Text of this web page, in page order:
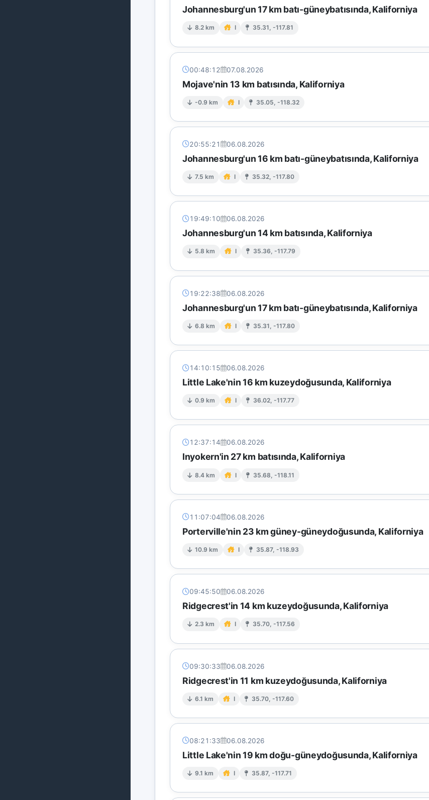
Johannesburg'un 17 km batı-güneybatısında, Kaliforniya
8.2 km I 35.31, -117.81
00:48:12 07.08.2026
Mojave'nin 13 km batısında, Kaliforniya
-0.9 km I 35.05, -118.32
20:55:21 06.08.2026
Johannesburg'un 16 km batı-güneybatısında, Kaliforniya
7.5 km I 35.32, -117.80
19:49:10 06.08.2026
Johannesburg'un 14 km batısında, Kaliforniya
5.8 km I 35.36, -117.79
19:22:38 06.08.2026
Johannesburg'un 17 km batı-güneybatısında, Kaliforniya
6.8 km I 35.31, -117.80
14:10:15 06.08.2026
Little Lake'nin 16 km kuzeydoğusunda, Kaliforniya
0.9 km I 36.02, -117.77
12:37:14 06.08.2026
Inyokern'in 27 km batısında, Kaliforniya
8.4 km I 35.68, -118.11
11:07:04 06.08.2026
Porterville'nin 23 km güney-güneydoğusunda, Kaliforniya
10.9 km I 35.87, -118.93
09:45:50 06.08.2026
Ridgecrest'in 14 km kuzeydoğusunda, Kaliforniya
2.3 km I 35.70, -117.56
09:30:33 06.08.2026
Ridgecrest'in 11 km kuzeydoğusunda, Kaliforniya
6.1 km I 35.70, -117.60
08:21:33 06.08.2026
Little Lake'nin 19 km doğu-güneydoğusunda, Kaliforniya
9.1 km I 35.87, -117.71